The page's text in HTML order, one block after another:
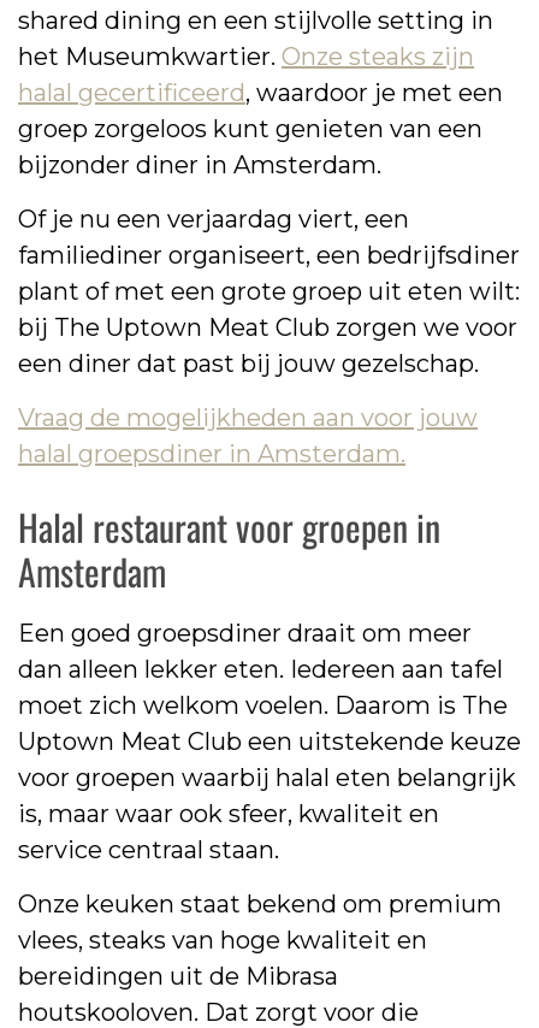
shared dining en een stijlvolle setting in
het Museumkwartier. Onze steaks zijn
halal gecertificeerd, waardoor je met een
groep zorgeloos kunt genieten van een
bijzonder diner in Amsterdam.
Of je nu een verjaardag viert, een
familiediner organiseert, een bedrijfsdiner
plant of met een grote groep uit eten wilt:
bij The Uptown Meat Club zorgen we voor
een diner dat past bij jouw gezelschap.
Vraag de mogelijkheden aan voor jouw
halal groepsdiner in Amsterdam.
Halal restaurant voor groepen in
Amsterdam
Een goed groepsdiner draait om meer
dan alleen lekker eten. Iedereen aan tafel
moet zich welkom voelen. Daarom is The
Uptown Meat Club een uitstekende keuze
voor groepen waarbij halal eten belangrijk
is, maar waar ook sfeer, kwaliteit en
service centraal staan.
Onze keuken staat bekend om premium
vlees, steaks van hoge kwaliteit en
bereidingen uit de Mibrasa
houtskooloven. Dat zorgt voor die